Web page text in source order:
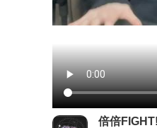
倍倍FIGHT!